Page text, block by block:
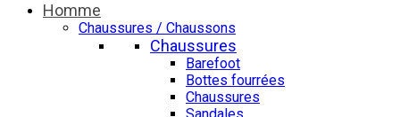
Homme
Chaussures / Chaussons
Chaussures
Barefoot
Bottes fourrées
Chaussures